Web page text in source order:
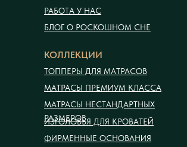
РАБОТА У НАС
БЛОГ О РОСКОШНОМ СНЕ
КОЛЛЕКЦИИ
ТОППЕРЫ ДЛЯ МАТРАСОВ
МАТРАСЫ ПРЕМИУМ КЛАССА
МАТРАСЫ НЕСТАНДАРТНЫХ
РАЗМЕРОВ
ИЗГОЛОВЬЯ ДЛЯ КРОВАТЕЙ
ФИРМЕННЫЕ ОСНОВАНИЯ